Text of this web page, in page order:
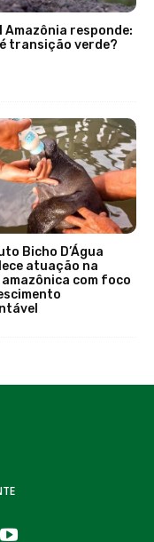
Amazônia responde:
transição verde?
Bicho D’Água
atuação na
com foco